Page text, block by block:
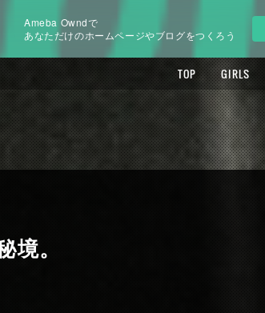
Ameba Owndで
あなただけのホームページやブログをつくろう
TOP GIRLS
境。